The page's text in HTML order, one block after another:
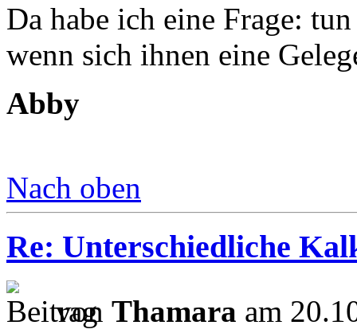
Da habe ich eine Frage:
wenn sich ihnen eine
Abby
Nach oben
Re: Unterschiedliche
von Thamara am